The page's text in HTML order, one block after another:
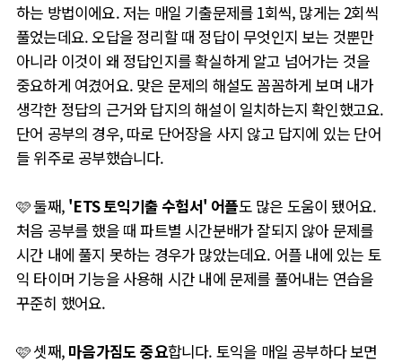
하는 방법이에요. 저는 매일 기출문제를 1회씩, 많게는 2회씩
풀었는데요. 오답을 정리할 때 정답이 무엇인지 보는 것뿐만
아니라 이것이 왜 정답인지를 확실하게 알고 넘어가는 것을
중요하게 여겼어요. 맞은 문제의 해설도 꼼꼼하게 보며 내가
생각한 정답의 근거와 답지의 해설이 일치하는지 확인했고요.
단어 공부의 경우, 따로 단어장을 사지 않고 답지에 있는 단어
들 위주로 공부했습니다.
🩷둘째, 'ETS 토익기출 수험서' 어플도 많은 도움이 됐어요.
처음 공부를 했을 때 파트별 시간분배가 잘되지 않아 문제를
시간 내에 풀지 못하는 경우가 많았는데요. 어플 내에 있는 토
익 타이머 기능을 사용해 시간 내에 문제를 풀어내는 연습을
꾸준히 했어요.
🩷셋째, 마음가짐도 중요합니다. 토익을 매일 공부하다 보면